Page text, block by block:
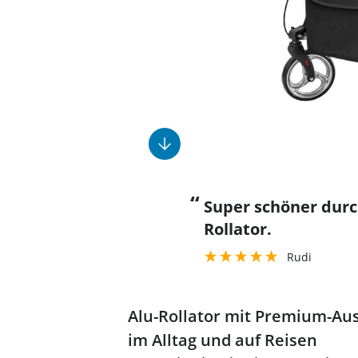
“ Super schöner durchdachter
Rollator.
Rudi
Alu-Rollator mit Premium-
im Alltag und auf Reisen